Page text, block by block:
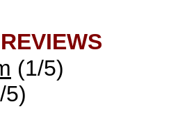
(1/5)
5)